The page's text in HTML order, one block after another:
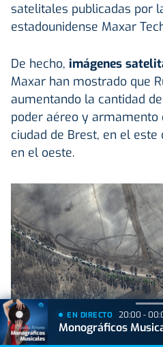
satelitales publicadas por
estadounidense Maxar
De hecho, imágenes
Maxar han mostrado que
aumentando la cantidad
poder aéreo y armamento
ciudad de Brest, en el este
en el oeste.
EN DIRECTO 20:00 -
Monográficos